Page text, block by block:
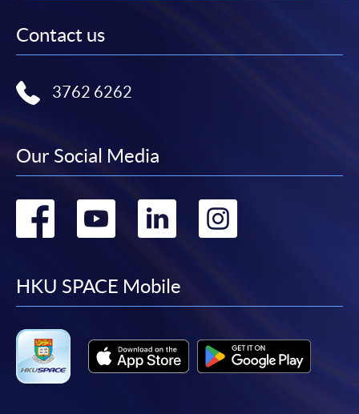
Contact us
3762 6262
Our Social Media
Go
facebook
Go
youtube
Go
linkedin
Go
HKU SPACE Mobile